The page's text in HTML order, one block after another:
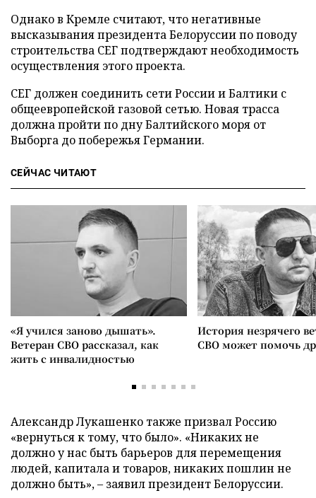
Однако в Кремле считают, что негативные
высказывания президента Белоруссии по поводу
строительства СЕГ подтверждают необходимость
осуществления этого проекта.
СЕГ должен соединить сети России и Балтики с
общеевропейской газовой сетью. Новая трасса
должна пройти по дну Балтийского моря от
Выборга до побережья Германии.
СЕЙЧАС ЧИТАЮТ
«Я учился заново дышать».
Ветеран СВО рассказал, как
жить с инвалидностью
История незрячего
СВО может помочь
Александр Лукашенко также призвал Россию
«вернуться к тому, что было». «Никаких не
должно у нас быть барьеров для перемещения
людей, капитала и товаров, никаких пошлин не
должно быть», – заявил президент Белоруссии.